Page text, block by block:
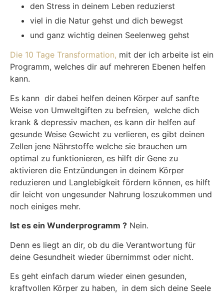
den Stress in deinem Leben reduzierst
viel in die Natur gehst und dich bewegst
und ganz wichtig deinen Seelenweg gehst
Die 10 Tage Transformation, mit der ich arbeite ist ein
Programm, welches dir auf mehreren Ebenen helfen
kann.
Es kann dir dabei helfen deinen Körper auf sanfte
Weise von Umweltgiften zu befreien, welche dich
krank & depressiv machen, es kann dir helfen auf
gesunde Weise Gewicht zu verlieren, es gibt deinen
Zellen jene Nährstoffe welche sie brauchen um
optimal zu funktionieren, es hilft dir Gene zu
aktivieren die Entzündungen in deinem Körper
reduzieren und Langlebigkeit fördern können, es hilft
dir leicht von ungesunder Nahrung loszukommen und
noch einiges mehr.
Ist es ein Wunderprogramm ? Nein.
Denn es liegt an dir, ob du die Verantwortung für
deine Gesundheit wieder übernimmst oder nicht.
Es geht einfach darum wieder einen gesunden,
kraftvollen Körper zu haben, in dem sich deine Seele